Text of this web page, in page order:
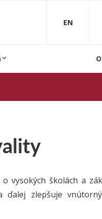
EN
vysokých školách a
ďalej zlepšuje